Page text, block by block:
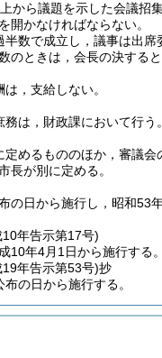
から議題を示した会議招
開かなければならない。
半数で成立し，議事は出席
のときは，会長の決すると
，支給しない。
は，財政課において行う。
定めるもののほか，審議会
長が別に定める。
の日から施行し，昭和53
10年告示第17号)
10年4月1日から施行する。
19年告示第53号)抄
の日から施行する。